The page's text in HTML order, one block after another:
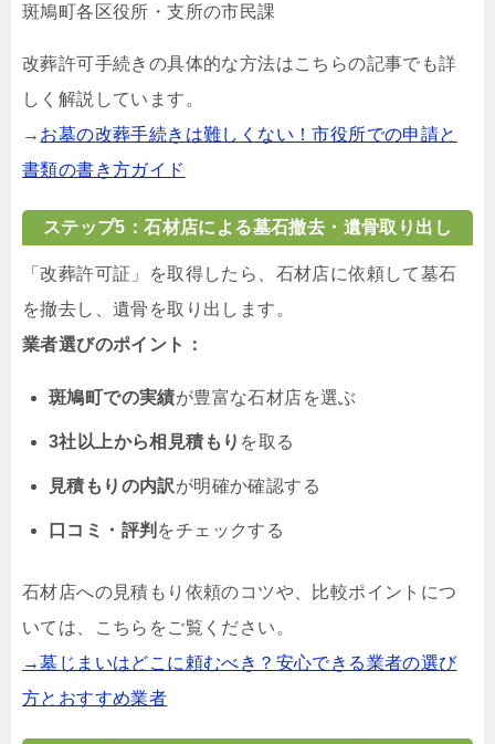
斑鳩町各区役所・支所の市民課
改葬許可手続きの具体的な方法はこちらの記事でも詳
しく解説しています。
→ お墓の改葬手続きは難しくない！市役所での申請と
書類の書き方ガイド
ステップ5：石材店による墓石撤去・遺骨取り出し
「改葬許可証」を取得したら、石材店に依頼して墓石
を撤去し、遺骨を取り出します。
業者選びのポイント：
斑鳩町での実績が豊富な石材店を選ぶ
3社以上から相見積もり を取る
見積もりの内訳が明確か確認する
口コミ・評判 をチェックする
石材店への見積もり依頼のコツや、比較ポイントにつ
いては、こちらをご覧ください。
→墓じまいはどこに頼むべき？安心できる業者の選び
方とおすすめ業者